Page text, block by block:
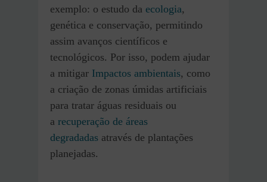
exemplo: o estudo da ecologia,
genética e conservação, permitindo
assim avanços científicos e
tecnológicos. Por isso, podem ajudar
a mitigar Impactos ambientais, como
a criação de zonas úmidas artificiais
para tratar águas residuais ou
a recuperação de áreas
degradadas através de plantações
planejadas.